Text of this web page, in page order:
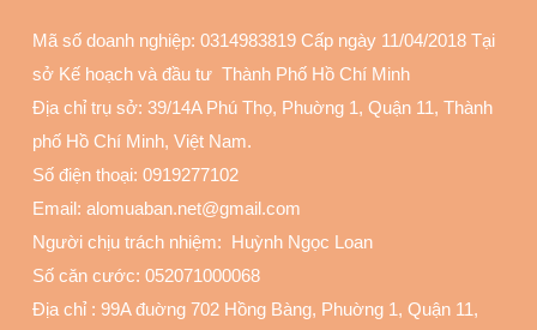
Mã số doanh nghiệp: 0314983819 Cấp ngày 11/04/2018 Tại
sở Kế hoạch và đầu tư Thành Phố Hồ Chí Minh
Địa chỉ trụ sở: 39/14A Phú Thọ, Phuờng 1, Quận 11, Thành
phố Hồ Chí Minh, Việt Nam.
Số điện thoại: 0919277102
Email: alomuaban.net@gmail.com
Người chịu trách nhiệm: Huỳnh Ngọc Loan
Số căn cước: 052071000068
Địa chỉ : 99A đuờng 702 Hồng Bàng, Phuờng 1, Quận 11,